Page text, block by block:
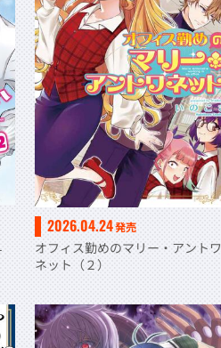
2026.04.24発売
オフィス勤めのマリー・アントワ
ネット（２）